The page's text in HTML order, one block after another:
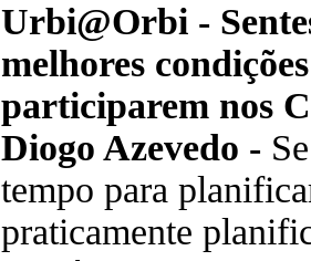
Urbi@Orbi -
melhores
participarem nos
Diogo Azevedo -
tempo para
praticamente